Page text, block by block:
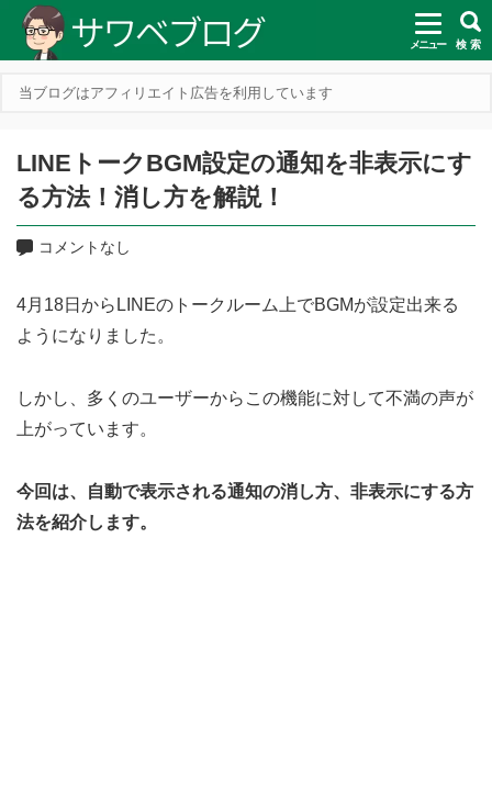
メニュー 検 索
当ブログはアフィリエイト広告を利用しています
LINEトークBGM設定の通知を非表示にす
る方法！消し方を解説！
コメントなし
4月18日からLINEのトークルーム上でBGMが設定出来る
ようになりました。
しかし、多くのユーザーからこの機能に対して不満の声が
上がっています。
今回は、自動で表示される通知の消し方、非表示にする方
法を紹介します。